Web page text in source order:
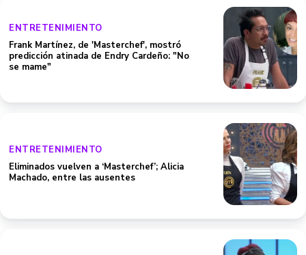
ENTRETENIMIENTO
Frank Martínez, de 'Masterchef', mostró
predicción atinada de Endry Cardeño: "No
se mame"
ENTRETENIMIENTO
Eliminados vuelven a ‘Masterchef’; Alicia
Machado, entre las ausentes